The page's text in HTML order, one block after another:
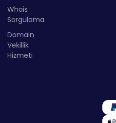
Whois
Sorgulama
Domain
Vekillik
Hizmeti